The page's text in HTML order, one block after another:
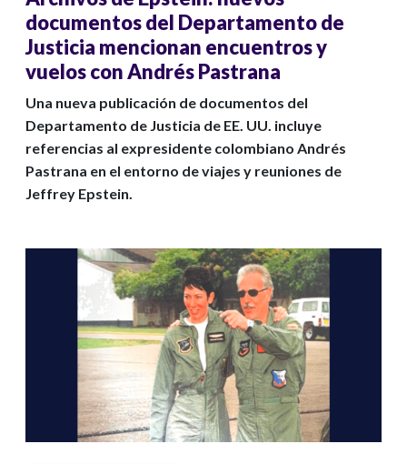
documentos del Departamento de
Justicia mencionan encuentros y
vuelos con Andrés Pastrana
Una nueva publicación de documentos del
Departamento de Justicia de EE. UU. incluye
referencias al expresidente colombiano Andrés
Pastrana en el entorno de viajes y reuniones de
Jeffrey Epstein.